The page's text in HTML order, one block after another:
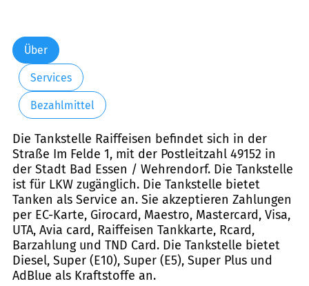
Über
Services
Bezahlmittel
Die Tankstelle Raiffeisen befindet sich in der
Straße Im Felde 1, mit der Postleitzahl 49152 in
der Stadt Bad Essen / Wehrendorf. Die Tankstelle
ist für LKW zugänglich. Die Tankstelle bietet
Tanken als Service an. Sie akzeptieren Zahlungen
per EC-Karte, Girocard, Maestro, Mastercard, Visa,
UTA, Avia card, Raiffeisen Tankkarte, Rcard,
Barzahlung und TND Card. Die Tankstelle bietet
Diesel, Super (E10), Super (E5), Super Plus und
AdBlue als Kraftstoffe an.